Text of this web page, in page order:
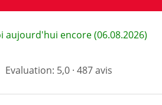
aujourd'hui encore (06.08.2026)
Evaluation: 5,0 · 487 avis